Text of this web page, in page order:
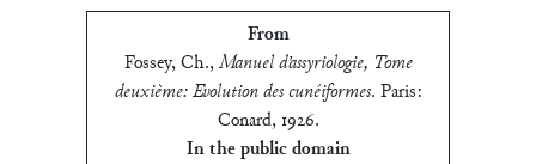
From
Fossey, Ch.,Manuel d’assyriologie, Tome
deuxième: Evolution des cunéiformes. Paris:
Conard, 1926.
In the public domain